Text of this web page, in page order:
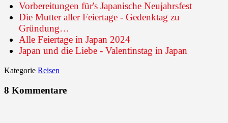
Vorbereitungen für's Japanische Neujahrsfest
Die Mutter aller Feiertage - Gedenktag zu
Gründung…
Alle Feiertage in Japan 2024
Japan und die Liebe - Valentinstag in Japan
Kategorie Reisen
8 Kommentare